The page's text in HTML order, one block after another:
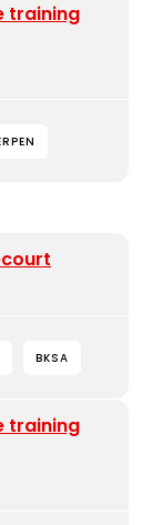
training
BKSA
training